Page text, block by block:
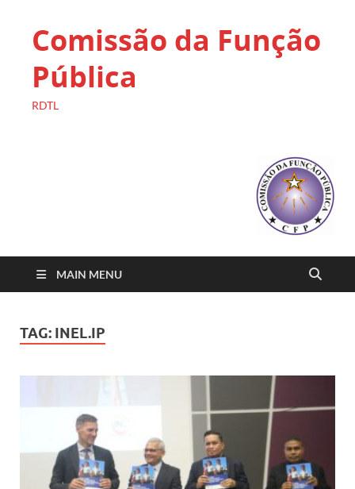
Comissão da Função
Pública
RDTL
MAIN MENU
TAG: INEL.IP